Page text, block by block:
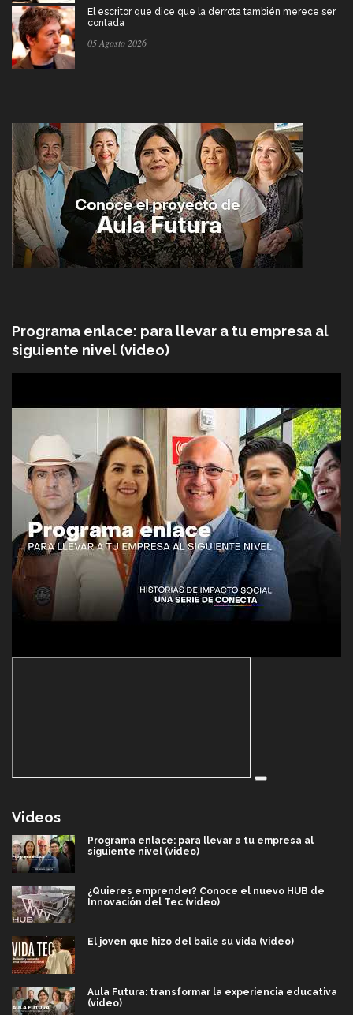
El escritor que dice que la derrota también merece ser
contada
05 Agosto 2026
Programa enlace: para llevar a tu empresa al
siguiente nivel (video)
Videos
Programa enlace: para llevar a tu empresa al
siguiente nivel (video)
¿Quieres emprender? Conoce el nuevo HUB de
Innovación del Tec (video)
El joven que hizo del baile su vida (video)
Aula Futura: transformar la experiencia educativa
(video)